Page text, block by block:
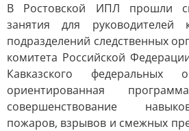
В Ростовской ИПЛ прошли
занятия для руководителей
подразделений следственных
комитета Российской
Кавказского федеральных
ориентированная
совершенствование
пожаров, взрывов и смежных